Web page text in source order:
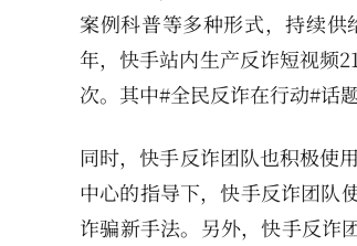
案例科普等多种形式，持续
年，快手站内生产反诈短视频
次。其中#全民反诈在行动#话
同时，快手反诈团队也积极
中心的指导下，快手反诈团队
诈骗新手法。另外，快手反诈